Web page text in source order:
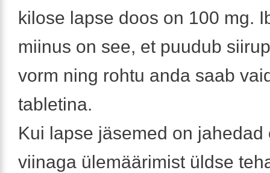
kilose lapse doos on 100 mg.
miinus on see, et puudub
vorm ning rohtu anda saab
tabletina.
Kui lapse jäsemed on jahedad
viinaga ülemäärimist üldse